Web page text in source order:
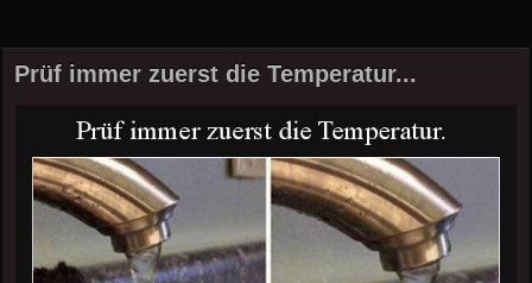
Prüf immer zuerst die Temperatur...